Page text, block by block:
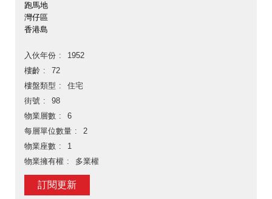
跑馬地
灣仔區
香港島
入伙年份
1952
樓齡
72
樓盤類型
住宅
街號
98
物業層數
6
每層單位數量
2
物業座數
1
物業擁有權
多業權
訂閱更新